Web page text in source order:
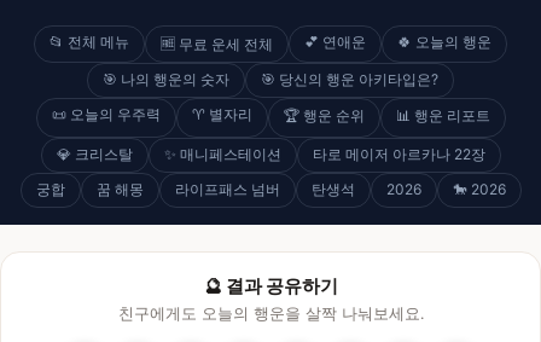
📂 전체 메뉴 🆓 무료 운세 전체 💕 연애운 🍀 오늘의 행운
🎯 나의 행운의 숫자
🎯 당신의 행운 아키타입은?
📜 오늘의 우주력
♈ 별자리 🏆 행운 순위 📊 행운 리포트
💎 크리스탈 ✨ 매니페스테이션
타로 메이저 아르카나 22장
궁합
꿈 해몽 라이프패스 넘버 탄생석 2026 🐎 2026
🔮 결과 공유하기
친구에게도 오늘의 행운을 살짝 나눠보세요.